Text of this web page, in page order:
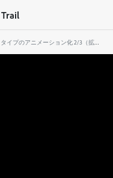
プのアニメーション化 2/3（拡大縮小のアニメーション）